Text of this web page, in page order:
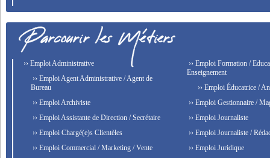
›› Emploi Administrative
›› Emploi Agent Administrative / Agent de
Bureau
›› Emploi Archiviste
›› Emploi Assistante de Direction / Secrétaire
›› Emploi Chargé(e)s Clientèles
›› Emploi Commercial / Marketing / Vente
›› Emploi Formation /
Enseignement
›› Emploi Éducatrice /
›› Emploi Gestionnaire /
›› Emploi Journaliste
›› Emploi Journaliste /
›› Emploi Juridique